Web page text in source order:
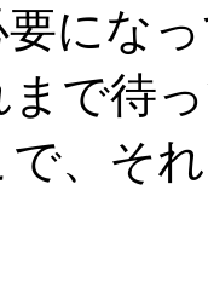
にな
まで待
で、そ